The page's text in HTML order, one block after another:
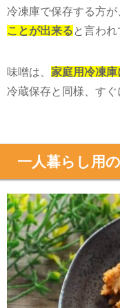
冷凍庫で保存する方が
ことが出来る と言われ
味噌は、 家庭用冷凍
冷蔵保存と同様、すぐ
一人暮らし用